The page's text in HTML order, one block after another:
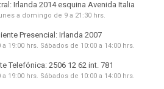
Irlanda 2014 esquina Avenida Italia
a domingo de 9 a 21:30 hrs.
Presencial: Irlanda 2007
19:00 hrs. Sábados de 10:00 a 14:00 hrs.
Telefónica: 2506 12 62 int. 781
19:00 hrs. Sábados de 10:00 a 14:00 hrs.